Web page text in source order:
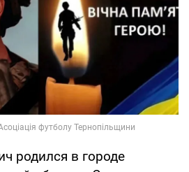
родился в городе